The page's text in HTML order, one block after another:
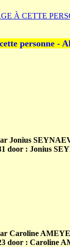
À CETTE
personne -
Jonius
door : Jonius
Caroline
door : Caroline